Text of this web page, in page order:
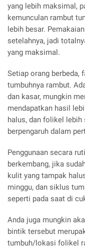
yang lebih maksimal,
kemunculan rambut
lebih besar.
setelahnya, jadi
yang maksimal.
Setiap orang berbeda,
tumbuhnya rambut.
dan kasar, mungkin
mendapatkan hasil
halus, dan folikel
berpengaruh dalam
Penggunaan secara
berkembang, jika
kulit yang tampak
minggu, dan siklus
seperti pada saat di
Anda juga mungkin
bintik tersebut
tumbuh/lokasi folikel